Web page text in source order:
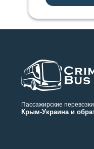
Пассажирские перевозки
Крым-Украина и